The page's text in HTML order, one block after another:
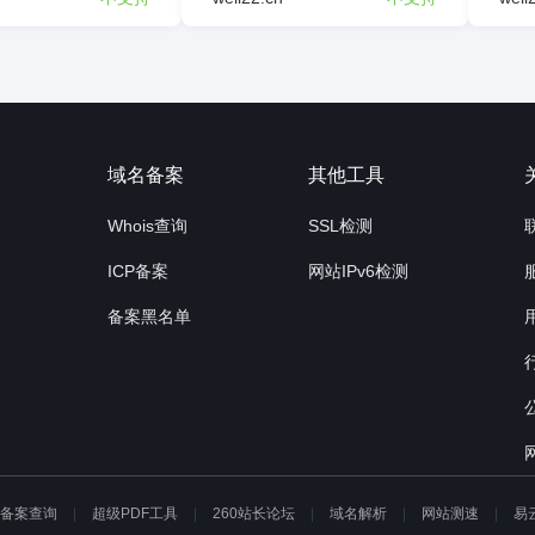
域名备案
Whois查询
ICP备案
备案黑名单
其他工具
SSL检测
网站IPv6检测
案查询 超级PDF工具 260站长论坛 域名解析 网站测速 易